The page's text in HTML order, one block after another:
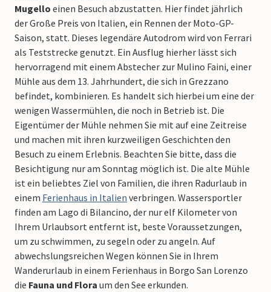
Mugello einen Besuch abzustatten. Hier findet jährlich
der Große Preis von Italien, ein Rennen der Moto-GP-
Saison, statt. Dieses legendäre Autodrom wird von Ferrari
als Teststrecke genutzt. Ein Ausflug hierher lässt sich
hervorragend mit einem Abstecher zur Mulino Faini, einer
Mühle aus dem 13. Jahrhundert, die sich in Grezzano
befindet, kombinieren. Es handelt sich hierbei um eine der
wenigen Wassermühlen, die noch in Betrieb ist. Die
Eigentümer der Mühle nehmen Sie mit auf eine Zeitreise
und machen mit ihren kurzweiligen Geschichten den
Besuch zu einem Erlebnis. Beachten Sie bitte, dass die
Besichtigung nur am Sonntag möglich ist. Die alte Mühle
ist ein beliebtes Ziel von Familien, die ihren Radurlaub in
einem Ferienhaus in Italien verbringen. Wassersportler
finden am Lago di Bilancino, der nur elf Kilometer von
Ihrem Urlaubsort entfernt ist, beste Voraussetzungen,
um zu schwimmen, zu segeln oder zu angeln. Auf
abwechslungsreichen Wegen können Sie in Ihrem
Wanderurlaub in einem Ferienhaus in Borgo San Lorenzo
die Fauna und Flora um den See erkunden.